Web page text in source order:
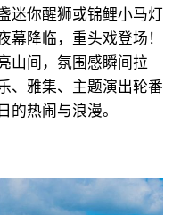
迷你醒狮或锦鲤小马灯
幕降临，重头戏登场！
山间，氛围感瞬间拉
、雅集、主题演出轮番
的热闹与浪漫。